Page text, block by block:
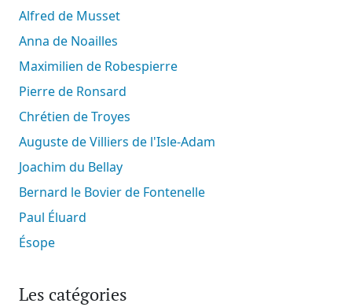
Alfred de Musset
Anna de Noailles
Maximilien de Robespierre
Pierre de Ronsard
Chrétien de Troyes
Auguste de Villiers de l'Isle-Adam
Joachim du Bellay
Bernard le Bovier de Fontenelle
Paul Éluard
Ésope
Les catégories